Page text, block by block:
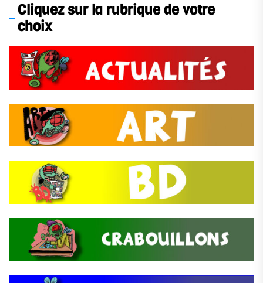
Cliquez sur la rubrique de votre
choix